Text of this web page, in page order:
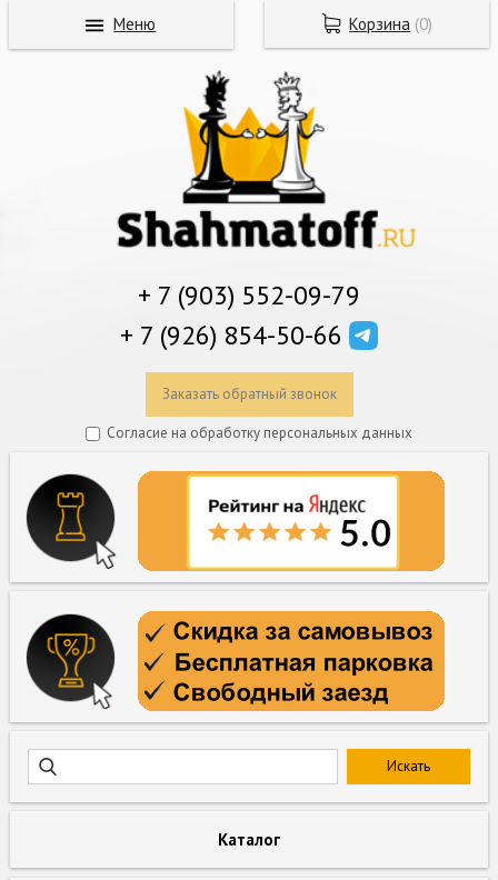
+ 7 (903) 552-09-79
+ 7 (926) 854-50-66
Заказать обратный звонок
Согласие на обработку персональных данных
Каталог
Корзина (0)
Меню